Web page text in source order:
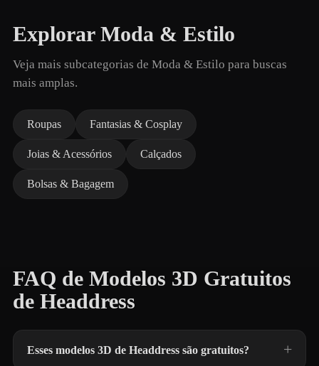
Explorar Moda & Estilo
Veja mais subcategorias de Moda & Estilo para buscas
mais amplas.
Roupas Fantasias & Cosplay
Joias & Acessórios Calçados
Bolsas & Bagagem
FAQ de Modelos 3D Gratuitos
de Headdress
Esses modelos 3D de Headdress são gratuitos?